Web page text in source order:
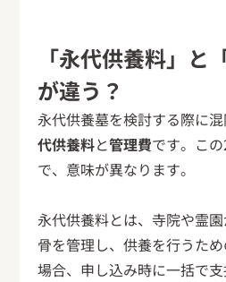
「永代供養料」と
が違う？
永代供養墓を検討する際に
代供養料と管理費です。こ
で、意味が異なります。
永代供養料とは、寺院や霊
骨を管理し、供養を行うた
場合、申し込み時に一括で